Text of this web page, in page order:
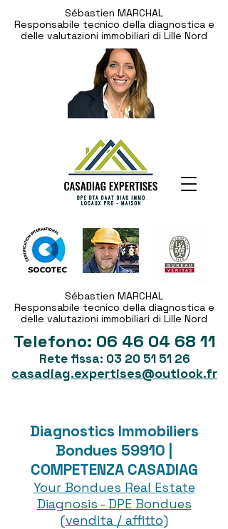
Sébastien MARCHAL
Responsabile tecnico della diagnostica e
delle valutazioni immobiliari di Lille Nord
Telefono: 06 46 04 68 11
Rete fissa: 03 20 51 51 26
casadiag.expertises@outlook.fr
Sébastien MARCHAL
Responsabile tecnico della diagnostica e
delle valutazioni immobiliari di Lille Nord
Diagnostics Immobiliers
Bondues 59910 |
COMPETENZA CASADIAG
Your Bondues Real Estate
Diagnosis - DPE Bondues
(vendita / affitto)